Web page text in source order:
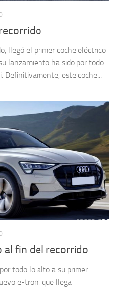
llegó el primer coche eléctrico
lanzamiento ha sido por todo
Definitivamente, este coche...
al fin del recorrido
todo lo alto a su primer
e-tron, que llega